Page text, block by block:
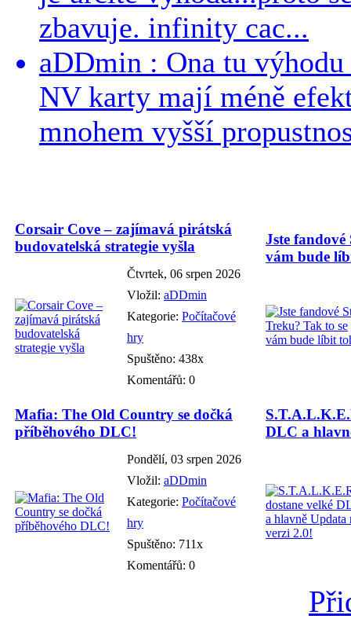
zbavuje. infinity cac...
aDDmin : Ona tu
NV karty mají méně
mnohem vyšší
Corsair Cove – zajímavá pirátská
budovatelská strategie vyšla
Čtvrtek, 06 srpen 2026
Vložil: aDDmin
Kategorie: Počítačové
hry
Spuštěno: 438x
Komentářů: 0
Jste
vám bude
Mafia: The Old Country se dočká
příběhového DLC!
Pondělí, 03 srpen 2026
Vložil: aDDmin
Kategorie: Počítačové
hry
Spuštěno: 711x
Komentářů: 0
DLC a